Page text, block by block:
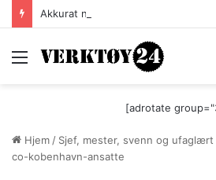
Akkurat nå er batteri-bordsaga til
Meny
[adrotate
Hjem / Sjef, mester, svenn og ufaglært
co-kobenhavn-ansatte